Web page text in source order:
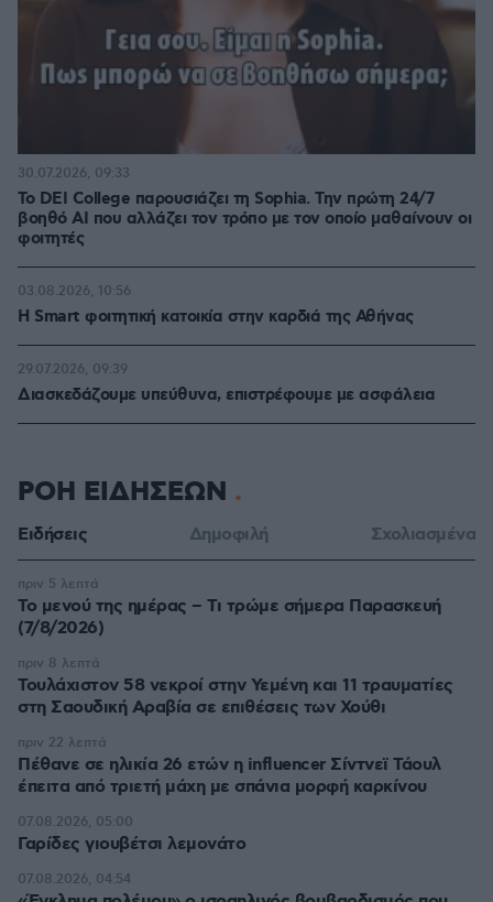
Το DEI College παρουσιάζει τη Sophia. Την πρώτη 24/7
βοηθό AI που αλλάζει τον τρόπο με τον οποίο μαθαίνουν οι
φοιτητές
30.07.2026, 09:33
Η Smart φοιτητική κατοικία στην καρδιά της Αθήνας
03.08.2026, 10:56
Διασκεδάζουμε υπεύθυνα, επιστρέφουμε με ασφάλεια
29.07.2026, 09:39
ΡΟΗ ΕΙΔΗΣΕΩΝ
Ειδήσεις Δημοφιλή Σχολιασμένα
Το μενού της ημέρας – Τι τρώμε σήμερα Παρασκευή
(7/8/2026)
πριν 5 λεπτά
Τουλάχιστον 58 νεκροί στην Υεμένη και 11 τραυματίες
στη Σαουδική Αραβία σε επιθέσεις των Χούθι
πριν 8 λεπτά
Πέθανε σε ηλικία 26 ετών η influencer Σίντνεϊ Τάουλ
έπειτα από τριετή μάχη με σπάνια μορφή καρκίνου
πριν 22 λεπτά
Γαρίδες γιουβέτσι λεμονάτο
07.08.2026, 05:00
07.08.2026, 04:54